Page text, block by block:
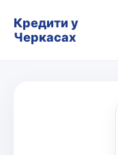
Кредити у
Черкасах